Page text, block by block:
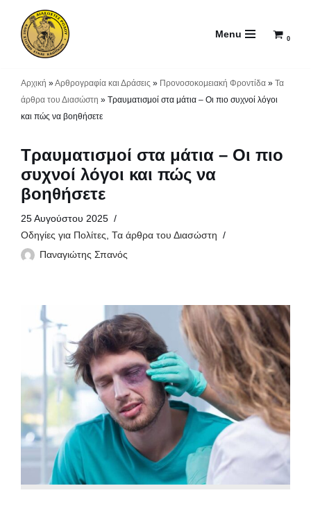
Μεταπηδήστε
Menu 0
Αρχική »Αρθρογραφία και Δράσεις » Προνοσοκομειακή Φροντίδα » Τα
άρθρα του Διασώστη » Τραυματισμοί στα μάτια – Οι πιο συχνοί λόγοι
και πώς να βοηθήσετε
Τραυματισμοί στα μάτια – Οι πιο
συχνοί λόγοι και πώς να
βοηθήσετε
25 Αυγούστου 2025
Οδηγίες για Πολίτες, Τα άρθρα του Διασώστη
Παναγιώτης Σπανός